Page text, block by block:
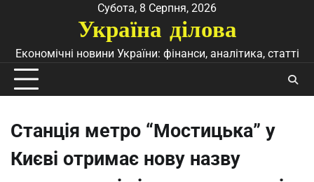
Субота, 8 Серпня, 2026
Україна ділова
Економічні новини України: фінанси, аналітика, статті
Станція метро “Мостицька” у
Києві отримає нову назву